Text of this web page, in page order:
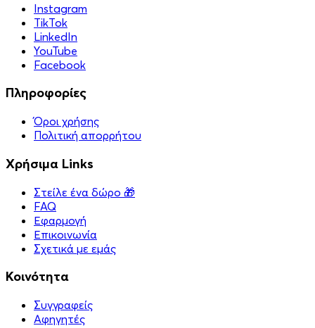
Instagram
TikTok
LinkedIn
YouTube
Facebook
Πληροφορίες
Όροι χρήσης
Πολιτική απορρήτου
Χρήσιμα Links
Στείλε ένα δώρο 🎁
FAQ
Εφαρμογή
Επικοινωνία
Σχετικά με εμάς
Κοινότητα
Συγγραφείς
Αφηγητές